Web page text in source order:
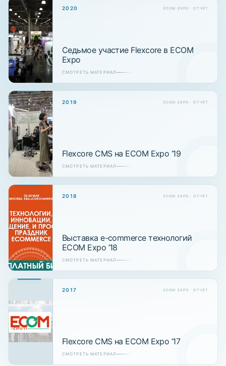
2020 ECOM EXPO · ОТЧЁТ
Седьмое участие Flexcore в ECOM
Expo
СМОТРЕТЬ МАТЕРИАЛ
2019 ECOM EXPO · ОТЧЁТ
Flexcore CMS на ECOM Expo ’19
СМОТРЕТЬ МАТЕРИАЛ
2018 ECOM EXPO · ОТЧЁТ
Выставка e-commerce технологий
ECOM Expo ’18
СМОТРЕТЬ МАТЕРИАЛ
2017 ECOM EXPO · ОТЧЁТ
Flexcore CMS на ECOM Expo ’17
СМОТРЕТЬ МАТЕРИАЛ